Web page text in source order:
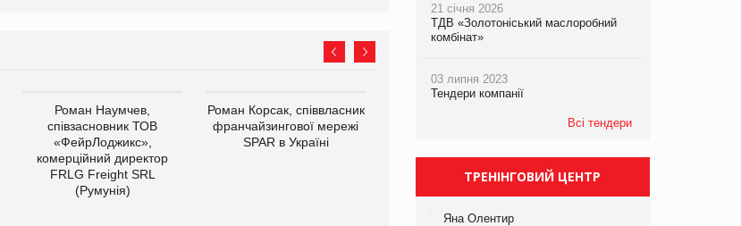
Роман Наумчев,
співзасновник ТОВ
«ФейрЛоджикс»,
комерційний директор
FRLG Freight SRL
(Румунія)
Роман Корсак, співвласник
франчайзингової мережі
SPAR в Україні
виробництва
компанії «УкраМарин»
21 січня 2026
ТДВ «Золотоніський маслоробний
комбінат»
03 липня 2023
Тендери компанії
Всі тендери
ТРЕНІНГОВИЙ ЦЕНТР
Яна Олентир